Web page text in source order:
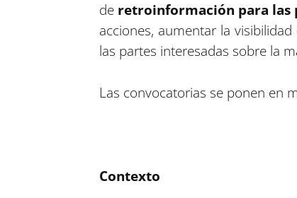
de retroinformación para las
acciones, aumentar la
las partes interesadas sobre la
Las convocatorias se ponen en
Contexto